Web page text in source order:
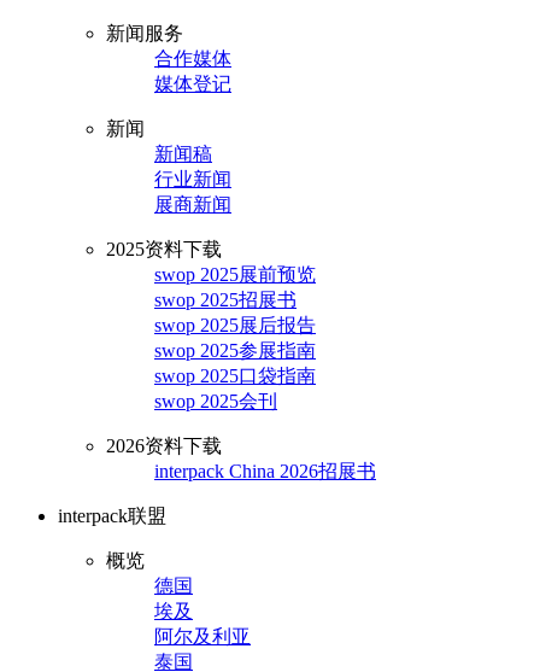
新闻服务
合作媒体
媒体登记
新闻
新闻稿
行业新闻
展商新闻
2025资料下载
swop 2025展前预览
swop 2025招展书
swop 2025展后报告
swop 2025参展指南
swop 2025口袋指南
swop 2025会刊
2026资料下载
interpack China 2026招展书
interpack联盟
概览
德国
埃及
阿尔及利亚
泰国